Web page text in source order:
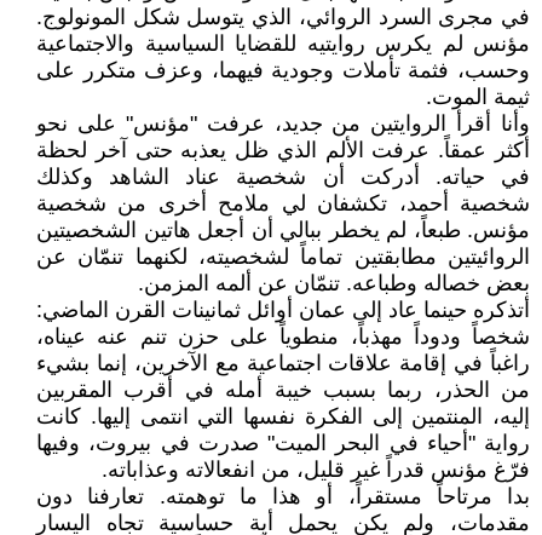
في مجرى السرد الروائي، الذي يتوسل شكل المونولوج.
مؤنس لم يكرس روايتيه للقضايا السياسية والاجتماعية
وحسب، فثمة تأملات وجودية فيهما، وعزف متكرر على
ثيمة الموت.
وأنا أقرأ الروايتين من جديد، عرفت "مؤنس" على نحو
أكثر عمقاً. عرفت الألم الذي ظل يعذبه حتى آخر لحظة
في حياته. أدركت أن شخصية عناد الشاهد وكذلك
شخصية أحمد، تكشفان لي ملامح أخرى من شخصية
مؤنس. طبعاً، لم يخطر ببالي أن أجعل هاتين الشخصيتين
الروائيتين مطابقتين تماماً لشخصيته، لكنهما تنمّان عن
بعض خصاله وطباعه. تنمّان عن ألمه المزمن.
أتذكره حينما عاد إلى عمان أوائل ثمانينات القرن الماضي:
شخصاً ودوداً مهذباً، منطوياً على حزن تنم عنه عيناه،
راغباً في إقامة علاقات اجتماعية مع الآخرين، إنما بشيء
من الحذر، ربما بسبب خيبة أمله في أقرب المقربين
إليه، المنتمين إلى الفكرة نفسها التي انتمى إليها. كانت
رواية "أحياء في البحر الميت" صدرت في بيروت، وفيها
فرّغ مؤنس قدراً غير قليل، من انفعالاته وعذاباته.
بدا مرتاحاً مستقراً، أو هذا ما توهمته. تعارفنا دون
مقدمات، ولم يكن يحمل أية حساسية تجاه اليسار